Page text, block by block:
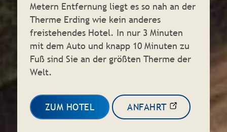
Metern Entfernung liegt es so nah an der
Therme Erding wie kein anderes
freistehendes Hotel. In nur 3 Minuten
mit dem Auto und knapp 10 Minuten zu
Fuß sind Sie an der größten Therme der
Welt.
ZUM HOTEL ANFAHRT